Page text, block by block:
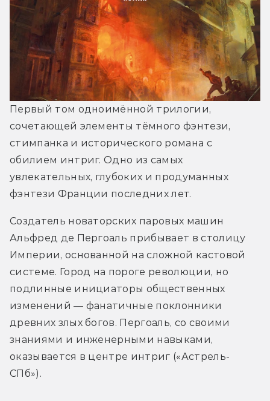
Первый том одноимённой трилогии,
сочетающей элементы тёмного фэнтези,
стимпанка и исторического романа с
обилием интриг. Одно из самых
увлекательных, глубоких и продуманных
фэнтези Франции последних лет.
Создатель новаторских паровых машин
Альфред де Пергоаль прибывает в столицу
Империи, основанной на сложной кастовой
системе. Город на пороге революции, но
подлинные инициаторы общественных
изменений ― фанатичные поклонники
древних злых богов. Пергоаль, со своими
знаниями и инженерными навыками,
оказывается в центре интриг («Астрель-
СПб»).